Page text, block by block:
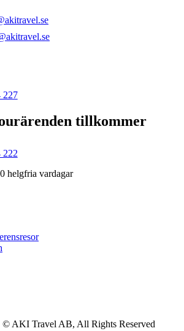
227
tillkommer
222
helgfria vardagar
© AKI Travel AB, All Rights Reserved